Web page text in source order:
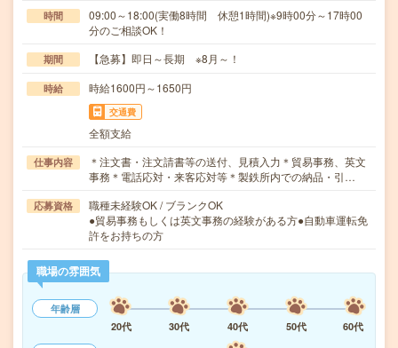
時間
09:00～18:00(実働8時間 休憩1時間)※9時00分～17時00
分のご相談OK！
期間 【急募】即日～長期 ※8月～！
時給 時給1600円～1650円
交通費
全額支給
仕事内容
＊注文書・注文請書等の送付、見積入力＊貿易事務、英文
事務＊電話応対・来客応対等＊製鉄所内での納品・引…
応募資格
職種未経験OK / ブランクOK
●貿易事務もしくは英文事務の経験がある方●自動車運転免
許をお持ちの方
職場の雰囲気
年齢層
20代
30代 40代 50代
60代